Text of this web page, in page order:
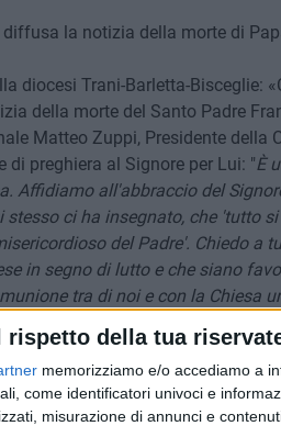
rispetto della tua
memorizziamo e/o accediamo a
come identificatori univoci e
misurazione di annunci e
la notizia della morte di
diocesi Trani-Barletta-Bisceglie:
della morte del Santo Padre
Matteo Zuppi, Presidente della
preghiera al Signore per Lui: "È
Affidiamo all'abbraccio del
stesso ci ha insegnato, che 'tutto
del Padre'. Chiedo a
in segno di lutto e che siano
tra di noi e con la Chiesa